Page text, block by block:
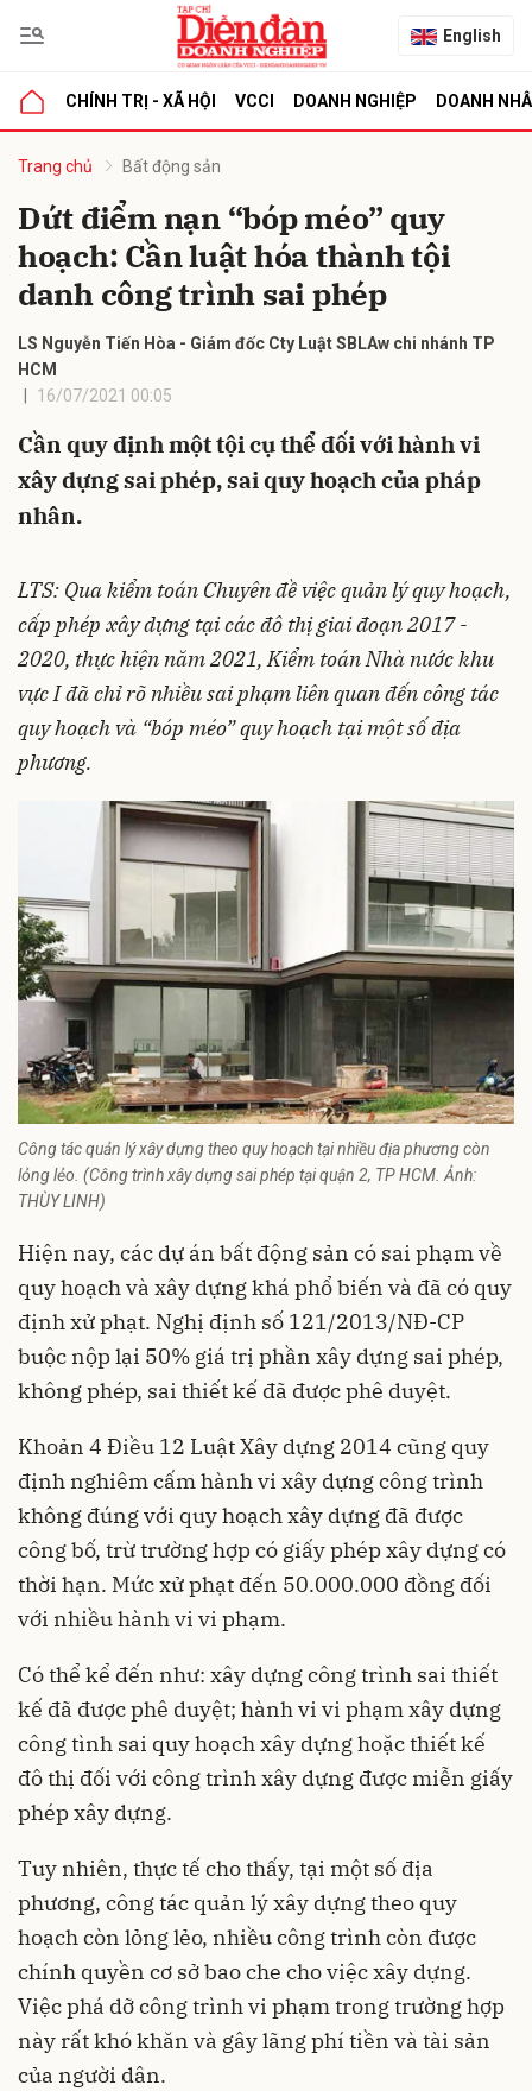
English
CHÍNH TRỊ - XÃ HỘI VCCI DOANH NGHIỆP DOANH
Trang chủ Bất động sản
Dứt điểm nạn “bóp méo” quy
hoạch: Cần luật hóa thành tội
danh công trình sai phép
LS Nguyễn Tiến Hòa - Giám đốc Cty Luật SBLAw chi nhánh TP
HCM
16/07/2021 00:05
Cần quy định một tội cụ thể đối với hành vi
xây dựng sai phép, sai quy hoạch của pháp
nhân.
LTS: Qua kiểm toán Chuyên đề việc quản lý quy hoạch,
cấp phép xây dựng tại các đô thị giai đoạn 2017 -
2020, thực hiện năm 2021, Kiểm toán Nhà nước khu
vực I đã chỉ rõ nhiều sai phạm liên quan đến công tác
quy hoạch và “bóp méo” quy hoạch tại một số địa
phương.
Công tác quản lý xây dựng theo quy hoạch tại nhiều địa phương còn
lỏng lẻo. (Công trình xây dựng sai phép tại quận 2, TP HCM. Ảnh:
THÙY LINH)
Hiện nay, các dự án bất động sản có sai phạm về
quy hoạch và xây dựng khá phổ biến và đã có quy
định xử phạt. Nghị định số 121/2013/NĐ-CP
buộc nộp lại 50% giá trị phần xây dựng sai phép,
không phép, sai thiết kế đã được phê duyệt.
Khoản 4 Điều 12 Luật Xây dựng 2014 cũng quy
định nghiêm cấm hành vi xây dựng công trình
không đúng với quy hoạch xây dựng đã được
công bố, trừ trường hợp có giấy phép xây dựng có
thời hạn. Mức xử phạt đến 50.000.000 đồng đối
với nhiều hành vi vi phạm.
Có thể kể đến như: xây dựng công trình sai thiết
kế đã được phê duyệt; hành vi vi phạm xây dựng
công tình sai quy hoạch xây dựng hoặc thiết kế
đô thị đối với công trình xây dựng được miễn giấy
phép xây dựng.
Tuy nhiên, thực tế cho thấy, tại một số địa
phương, công tác quản lý xây dựng theo quy
hoạch còn lỏng lẻo, nhiều công trình còn được
chính quyền cơ sở bao che cho việc xây dựng.
Việc phá dỡ công trình vi phạm trong trường hợp
này rất khó khăn và gây lãng phí tiền và tài sản
của người dân.
luận